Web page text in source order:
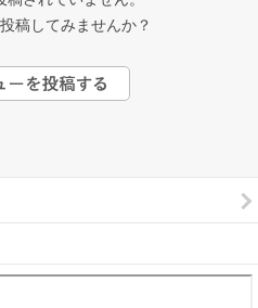
稿してみませんか？